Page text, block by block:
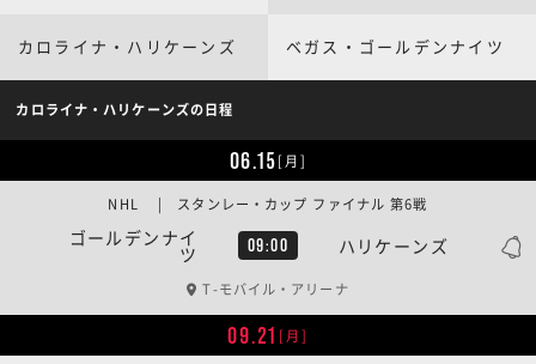
カロライナ・ハリケーンズ ベガス・ゴールデンナイツ
カロライナ・ハリケーンズの日程
06.15[月]
ゴールデンナイ
ツ 09:00 ハリケーンズ
NHL | スタンレー・カップ ファイナル 第6戦
T-モバイル・アリーナ
09.21 [月]